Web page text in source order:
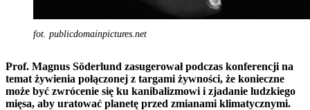
fot. publicdomainpictures.net
Prof. Magnus Söderlund zasugerował podczas konferencji na
temat żywienia połączonej z targami żywności, że konieczne
może być zwrócenie się ku kanibalizmowi i zjadanie ludzkiego
mięsa, aby uratować planetę przed zmianami klimatycznymi.